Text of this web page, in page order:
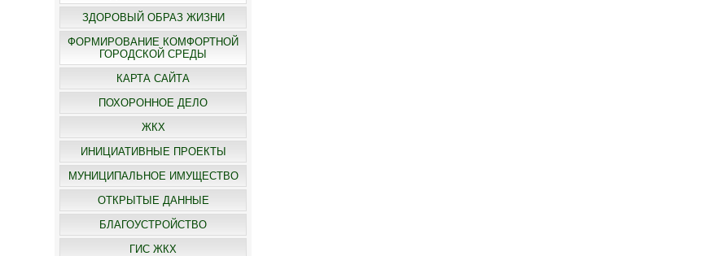
ЗДОРОВЫЙ ОБРАЗ ЖИЗНИ
ФОРМИРОВАНИЕ КОМФОРТНОЙ
ГОРОДСКОЙ СРЕДЫ
КАРТА САЙТА
ПОХОРОННОЕ ДЕЛО
ЖКХ
ИНИЦИАТИВНЫЕ ПРОЕКТЫ
МУНИЦИПАЛЬНОЕ ИМУЩЕСТВО
ОТКРЫТЫЕ ДАННЫЕ
БЛАГОУСТРОЙСТВО
ГИС ЖКХ